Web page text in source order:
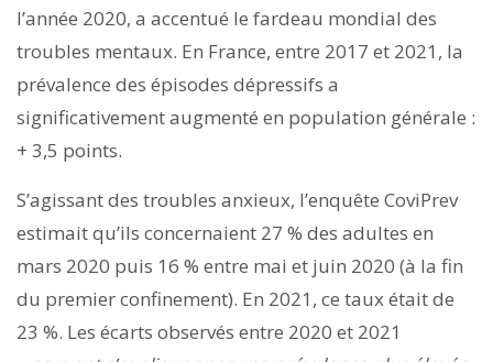
l’année 2020, a accentué le fardeau mondial des
troubles mentaux. En France, entre 2017 et 2021, la
prévalence des épisodes dépressifs a
significativement augmenté en population générale :
+ 3,5 points.
S’agissant des troubles anxieux, l’enquête CoviPrev
estimait qu’ils concernaient 27 % des adultes en
mars 2020 puis 16 % entre mai et juin 2020 (à la fin
du premier confinement). En 2021, ce taux était de
23 %. Les écarts observés entre 2020 et 2021